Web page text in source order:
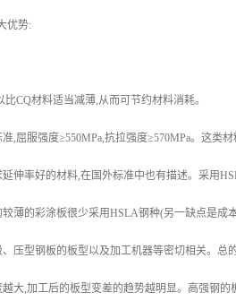
优势:
CQ材料适当减薄,从而可节约材料消耗。
屈服强度≥550MPa,抗拉强度≥570MPa。这类
伸率好的材料,在国外标准中也有描述。采用
薄的彩涂板很少采用HSLA钢种(另一缺点是成本
压型钢板的板型以及加工机器等密切相关。总
大,加工后的板型变差的趋势越明显。高强钢